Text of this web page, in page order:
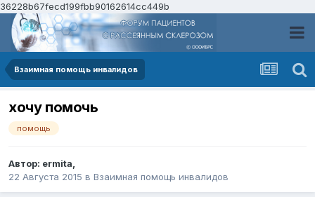
36228b67fecd199fbb90162614cc449b
Взаимная помощь инвалидов
хочу помочь
помощь
Автор: ermita,
22 Августа 2015 в Взаимная помощь инвалидов